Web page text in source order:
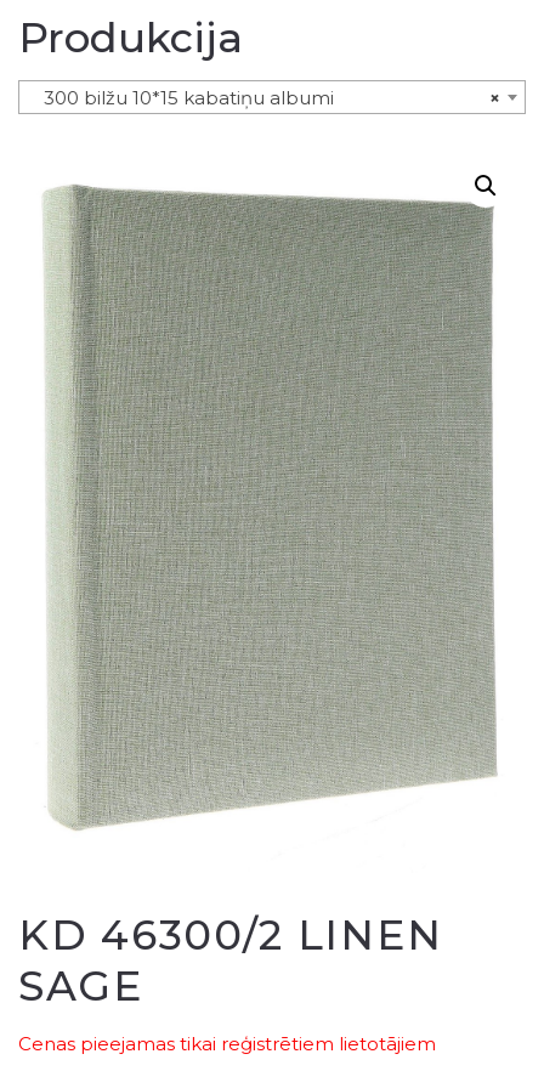
Produkcija
×
300 bilžu 10*15 kabatiņu albumi
KD 46300/2 LINEN
SAGE
Cenas pieejamas tikai reģistrētiem lietotājiem